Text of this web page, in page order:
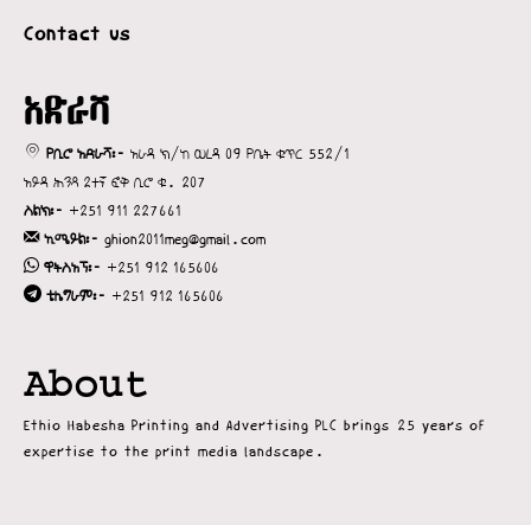
Contact us
አድራሻ
የቢሮ አድራሻ፡- አራዳ ክ/ከ ወረዳ 09 የቤት ቁጥር 552/1
አይዳ ሕንጻ 2ተኛ ፎቅ ቢሮ ቁ. 207
ስልክ፡- +251 911 227661
ኢሜይል፡- ghion2011meg@gmail.com
ዋትስአፕ፡- +251 912 165606
ቴሌግራም፡- +251 912 165606
About
Ethio Habesha Printing and Advertising PLC brings 25 years of
expertise to the print media landscape.